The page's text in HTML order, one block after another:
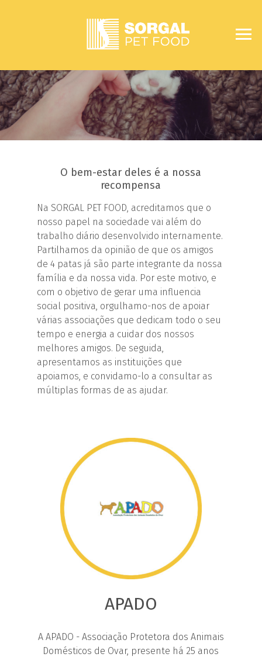
O bem-estar deles é a nossa
recompensa
Na SORGAL PET FOOD, acreditamos que o
nosso papel na sociedade vai além do
trabalho diário desenvolvido internamente.
Partilhamos da opinião de que os amigos
de 4 patas já são parte integrante da nossa
família e da nossa vida. Por este motivo, e
com o objetivo de gerar uma influencia
social positiva, orgulhamo-nos de apoiar
várias associações que dedicam todo o seu
tempo e energia a cuidar dos nossos
melhores amigos. De seguida,
apresentamos as instituições que
apoiamos, e convidamo-lo a consultar as
múltiplas formas de as ajudar.
APADO
A APADO - Associação Protetora dos Animais
Domésticos de Ovar, presente há 25 anos